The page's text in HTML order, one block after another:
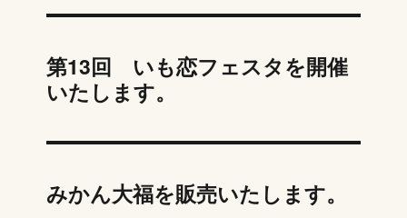
第13回 いも恋フェスタを開催
いたします。
みかん大福を販売いたします。